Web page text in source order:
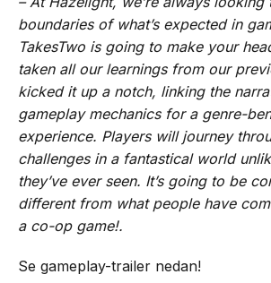
‌boundaries‌ ‌of‌ ‌what’s‌ ‌expected‌ ‌in‌
‌Takes‌Two‌‌ ‌is‌ ‌going‌ ‌to‌ ‌make‌ ‌your‌
‌taken‌ ‌all‌ ‌our‌ ‌learning‌s‌‌ ‌from‌ ‌our‌
‌kicked‌ ‌it‌ ‌up‌ ‌a‌ ‌notch,‌ ‌linking‌ ‌the‌
‌gameplay‌ ‌mechanics‌ ‌for‌ ‌a‌ ‌genre-
‌experience. ‌‌Players‌ ‌will‌ ‌journey‌
‌challenges‌ ‌in‌ ‌a‌ fantastical ‌world‌
‌they’ve‌ ‌ever‌ ‌seen.‌ ‌It’s‌ ‌going‌ ‌to‌ be
different from ‌what‌ ‌people‌ ‌have‌
‌a‌ ‌co-op‌ ‌game!.
Se gameplay-trailer nedan!